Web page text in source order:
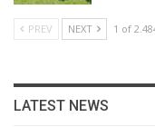
PREV NEXT 1 of
LATEST NEWS